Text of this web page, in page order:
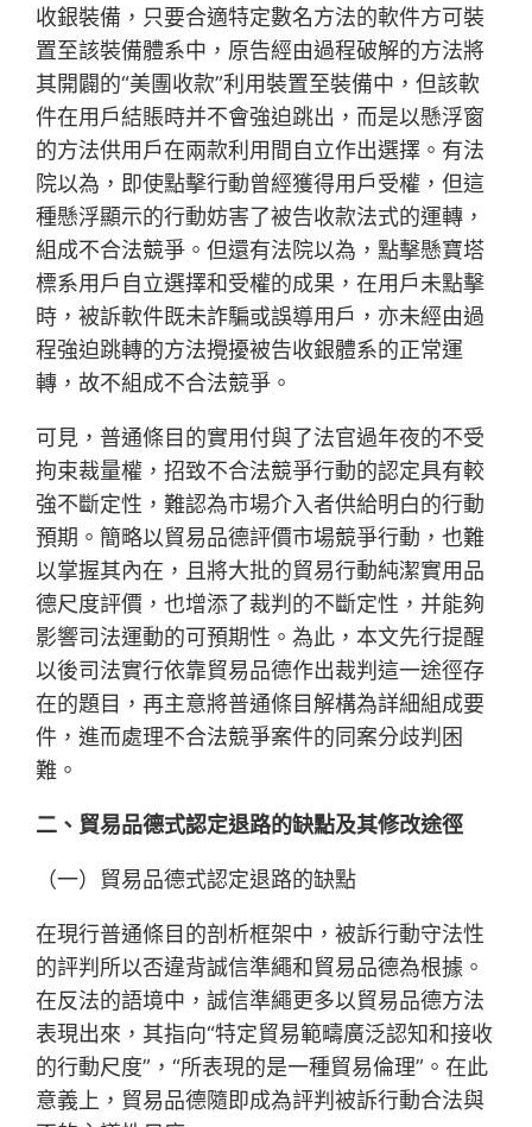
收銀裝備，只要合適特定數名方法的軟件方可裝
置至該裝備體系中，原告經由過程破解的方法將
其開闢的“美團收款”利用裝置至裝備中，但該軟
件在用戶結賬時并不會強迫跳出，而是以懸浮窗
的方法供用戶在兩款利用間自立作出選擇。有法
院以為，即使點擊行動曾經獲得用戶受權，但這
種懸浮顯示的行動妨害了被告收款法式的運轉，
組成不合法競爭。但還有法院以為，點擊懸寶塔
標系用戶自立選擇和受權的成果，在用戶未點擊
時，被訴軟件既未詐騙或誤導用戶，亦未經由過
程強迫跳轉的方法攪擾被告收銀體系的正常運
轉，故不組成不合法競爭。
可見，普通條目的實用付與了法官過年夜的不受
拘束裁量權，招致不合法競爭行動的認定具有較
強不斷定性，難認為市場介入者供給明白的行動
預期。簡略以貿易品德評價市場競爭行動，也難
以掌握其內在，且將大批的貿易行動純潔實用品
德尺度評價，也增添了裁判的不斷定性，并能夠
影響司法運動的可預期性。為此，本文先行提醒
以後司法實行依靠貿易品德作出裁判這一途徑存
在的題目，再主意將普通條目解構為詳細組成要
件，進而處理不合法競爭案件的同案分歧判困
難。
二、貿易品德式認定退路的缺點及其修改途徑
（一）貿易品德式認定退路的缺點
在現行普通條目的剖析框架中，被訴行動守法性
的評判所以否違背誠信準繩和貿易品德為根據。
在反法的語境中，誠信準繩更多以貿易品德方法
表現出來，其指向“特定貿易範疇廣泛認知和接收
的行動尺度”，“所表現的是一種貿易倫理”。在此
意義上，貿易品德隨即成為評判被訴行動合法與